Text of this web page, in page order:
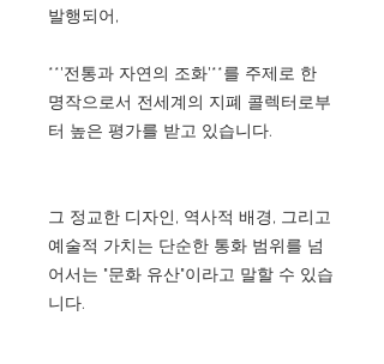
발행되어,
**'전통과 자연의 조화'**를 주제로 한
명작으로서 전세계의 지폐 콜렉터로부
터 높은 평가를 받고 있습니다.
그 정교한 디자인, 역사적 배경, 그리고
예술적 가치는 단순한 통화 범위를 넘
어서는 "문화 유산"이라고 말할 수 있습
니다.